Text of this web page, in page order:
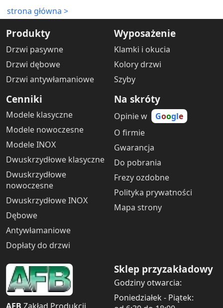
strona główna >
Produkty
Drzwi pasywne
Drzwi dębowe
Drzwi antywłamaniowe
Cenniki
Modele klasyczne
Modele nowoczesne
Modele INOX
Dwuskrzydłowe klasyczne
Dwuskrzydłowe
nowoczesne
Dwuskrzydłowe INOX
Dębowe
Antywłamaniowe
Dopłaty do drzwi
Wyposażenie
Klamki i okucia
Kolory drzwi
Szyby
Na skróty
Opinie w Google
O firmie
Gwarancja
Do pobrania
Frezy ozdobne
Polityka prywatności
Mapa strony
AFB Zakład Produkcji
Sklep przyzakładowy
Godziny otwarcia:
Poniedziałek - Piątek: